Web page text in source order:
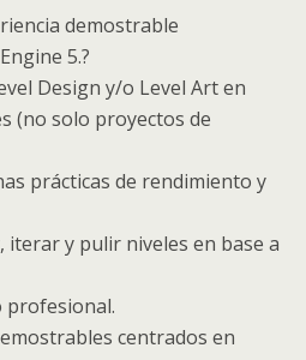
demostrable
5.?
Design y/o Level Art en
(no solo proyectos de
prácticas de rendimiento y
iterar y pulir niveles en base a
profesional.
centrados en